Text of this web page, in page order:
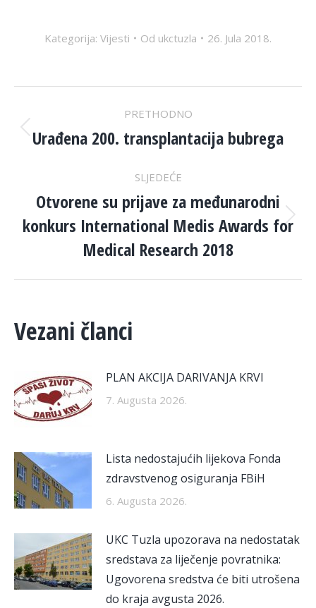
Kategorija: Vijesti Od ukctuzla 26. Jula 2018.
POST
NAVIGATION
PRETHODNO
Previous
Urađena 200. transplantacija bubrega
SLJEDEĆE
Next
post:
Otvorene su prijave za međunarodni
konkurs International Medis Awards for
Medical Research 2018
Vezani članci
PLAN AKCIJA DARIVANJA KRVI
7. Augusta 2026.
Lista nedostajućih lijekova Fonda
zdravstvenog osiguranja FBiH
6. Augusta 2026.
UKC Tuzla upozorava na nedostatak
sredstava za liječenje povratnika:
Ugovorena sredstva će biti utrošena
do kraja avgusta 2026.